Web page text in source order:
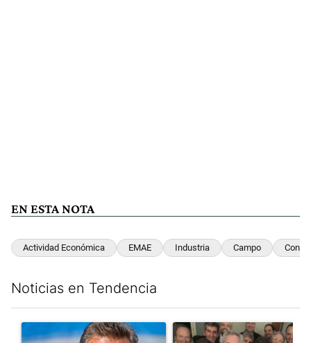
EN ESTA NOTA
Actividad Económica EMAE Industria Campo
Noticias en Tendencia
Un artículo de tendencia con el título "Negociaciones en el
Un artículo de tendencia con